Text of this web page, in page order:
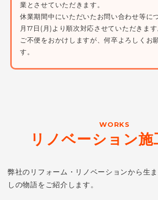
業とさせていただきます。
休業期間中にいただいたお問い合わせ等に
月17日(月)より順次対応させていただきます
ご不便をおかけしますが、何卒よろしくお
す。
WORKS
リノベーション施
弊社のリフォーム・リノベーションから生
しの物語をご紹介します。